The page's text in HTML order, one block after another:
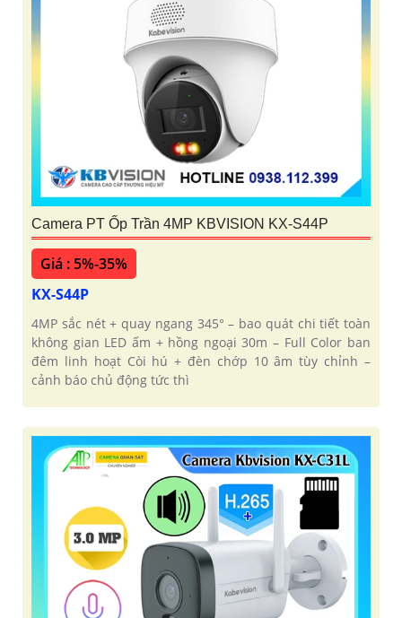
Camera PT Ốp Trần 4MP KBVISION KX-S44P
Giá : 5%-35%
KX-S44P
4MP sắc nét + quay ngang 345° – bao quát chi tiết toàn
không gian LED ấm + hồng ngoại 30m – Full Color ban
đêm linh hoạt Còi hú + đèn chớp 10 âm tùy chỉnh –
cảnh báo chủ động tức thì